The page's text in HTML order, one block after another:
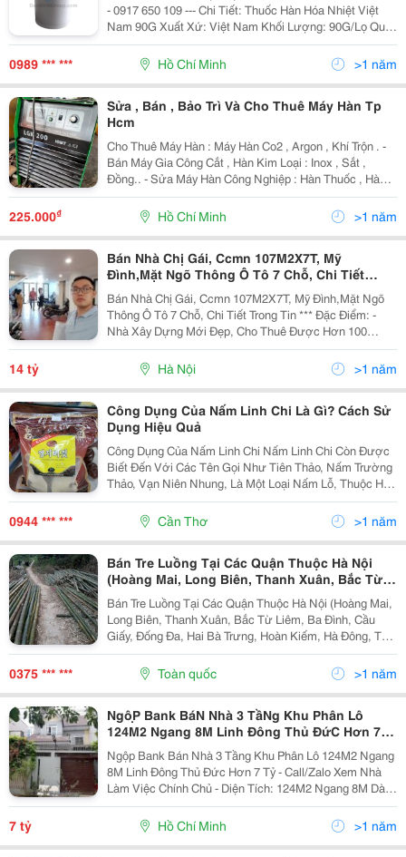
- 0917 650 109 --- Chi Tiết: Thuốc Hàn Hóa Nhiệt Việt
Nam 90G Xuất Xứ: Việt Nam Khối Lượng: 90G/Lọ Quy
Cách: 10 Lọ/Hộp (Kèm 10 Tấm Thiếc) Sử Dụng: Cáp
0989 *** *** Hồ Chí Minh >1 năm
Sửa , Bán , Bảo Trì Và Cho Thuê Máy Hàn Tp
Hcm
Cho Thuê Máy Hàn : Máy Hàn Co2 , Argon , Khí Trộn . -
Bán Máy Gia Công Cắt , Hàn Kim Loại : Inox , Sắt ,
Đồng.. - Sửa Máy Hàn Công Nghiệp : Hàn Thuốc , Hàn
Bồn.., - Cung Cấp Máy Cắt Plasma Cnc Mới Và Cũ... -
Gia Công Hàn Công Trình : Sắt ,...
225.000₫ Hồ Chí Minh >1 năm
Bán Nhà Chị Gái, Ccmn 107M2X7T, Mỹ
Đình,Mặt Ngõ Thông Ô Tô 7 Chỗ, Chi Tiết
Trong Tin
Bán Nhà Chị Gái, Ccmn 107M2X7T, Mỹ Đình,Mặt Ngõ
Thông Ô Tô 7 Chỗ, Chi Tiết Trong Tin *** Đặc Điểm: -
Nhà Xây Dựng Mới Đẹp, Cho Thuê Được Hơn 100
Triệu/ Tháng, Số Lượng Phòng Là 21 Phòng Khép Kín
Có Phòng To Có Phòng Nhỏ. - Ảnh Em Đăng Ảnh Thật...
14 tỷ Hà Nội >1 năm
Công Dụng Của Nấm Linh Chi Là Gì? Cách Sử
Dụng Hiệu Quả
Công Dụng Của Nấm Linh Chi Nấm Linh Chi Còn Được
Biết Đến Với Các Tên Gọi Như Tiên Thảo, Nấm Trường
Thảo, Vạn Niên Nhung, Là Một Loại Nấm Lỗ, Thuộc Họ
Nấm Lim. Thường Sinh Trưởng Ở Nơi Rừng Núi Cao,
Đặc Biệt Là Những Khu Rừng Có Nhiều Cây Lá...
0944 *** *** Cần Thơ >1 năm
Bán Tre Luồng Tại Các Quận Thuộc Hà Nội
(Hoàng Mai, Long Biên, Thanh Xuân, Bắc Từ
Liêm, Ba Đình, Cầu Giấy, Đống Đa, Hai Bà
Trưng, Hoàn Kiếm, Hà Đông, Tây Hồ Và Nam
Từ Liêm)
Bán Tre Luồng Tại Các Quận Thuộc Hà Nội (Hoàng Mai,
Long Biên, Thanh Xuân, Bắc Từ Liêm, Ba Đình, Cầu
Giấy, Đống Đa, Hai Bà Trưng, Hoàn Kiếm, Hà Đông, Tây
Hồ Và Nam Từ Liêm): Chúng Tôi Chuyên Bán Buôn,
Bán Lẻ Tre Tre Luồng Xây Dựng &Ndash; Tre Tươi,...
0375 *** *** Toàn quốc >1 năm
NgộP Bank BáN Nhà 3 TầNg Khu Phân Lô
124M2 Ngang 8M Linh Đông Thủ ĐứC Hơn 7
Tỷ
Ngộp Bank Bán Nhà 3 Tầng Khu Phân Lô 124M2 Ngang
8M Linh Đông Thủ Đức Hơn 7 Tỷ - Call/Zalo Xem Nhà
Làm Việc Chính Chủ - Diện Tích: 124M2 Ngang 8M Dài
15.5M - Kết Cấu: 1 Trệt 2 Lầu, 4 Phòng Ngủ, Nội Thất
Đầy Đủ - Nhà Kết Cấu Btct...
7 tỷ Hồ Chí Minh >1 năm